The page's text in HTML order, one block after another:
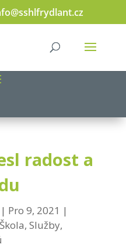
radost a
Pro 9, 2021
Škola, Služby,